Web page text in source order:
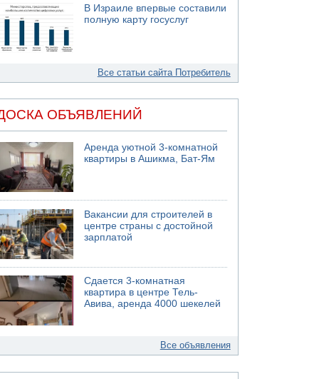
В Израиле впервые составили
полную карту госуслуг
Все статьи сайта Потребитель
ОБЪЯВЛЕНИЙ
Аренда уютной 3-комнатной
квартиры в Ашикма, Бат-Ям
Вакансии для строителей в
центре страны с достойной
зарплатой
Сдается 3-комнатная
квартира в центре Тель-
Авива, аренда 4000 шекелей
Все объявления